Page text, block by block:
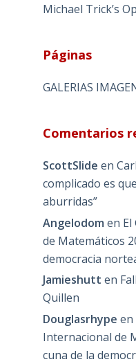
Michael Trick’s
Páginas
GALERIAS
Comentarios
ScottSlide en
complicado es
aburridas”
Angelodom en
de Matemáticos
democracia
Jamieshutt en
Quillen
Douglasrhype en
Internacional de
cuna de la